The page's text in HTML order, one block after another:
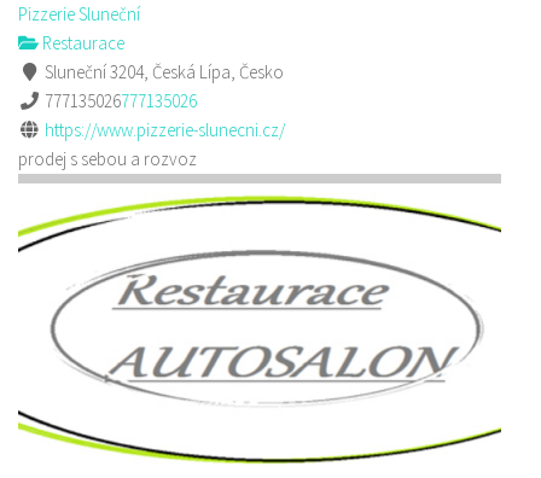
Pizzerie Sluneční
Restaurace
Sluneční 3204, Česká Lípa, Česko
777135026777135026
https://www.pizzerie-slunecni.cz/
prodej s sebou a rozvoz